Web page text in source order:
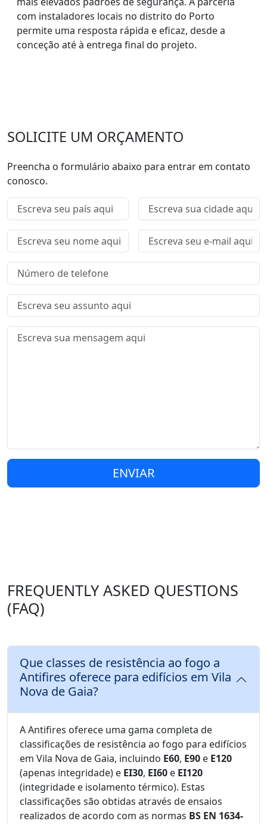
com instaladores locais no distrito do Porto
permite uma resposta rápida e eficaz, desde a
conceção até à entrega final do projeto.
SOLICITE UM ORÇAMENTO
Preencha o formulário abaixo para entrar em contato
conosco.
ENVIAR
FREQUENTLY ASKED QUESTIONS
(FAQ)
Que classes de resistência ao fogo a
Antifires oferece para edifícios em Vila
Nova de Gaia?
A Antifires oferece uma gama completa de
classificações de resistência ao fogo para edifícios
em Vila Nova de Gaia, incluindo E60, E90 e E120
(apenas integridade) e EI30, EI60 e EI120
(integridade e isolamento térmico). Estas
classificações são obtidas através de ensaios
realizados de acordo com as normas BS EN 1634-